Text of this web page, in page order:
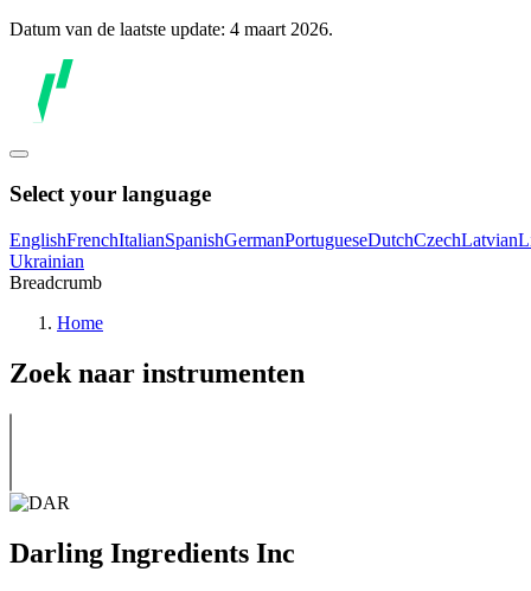
Datum van de laatste update: 4 maart 2026.
Select your language
EnglishFrenchItalianSpanishGermanPortugueseDutchCzechLatvian
Ukrainian
Breadcrumb
Home
Zoek naar instrumenten
Darling Ingredients Inc